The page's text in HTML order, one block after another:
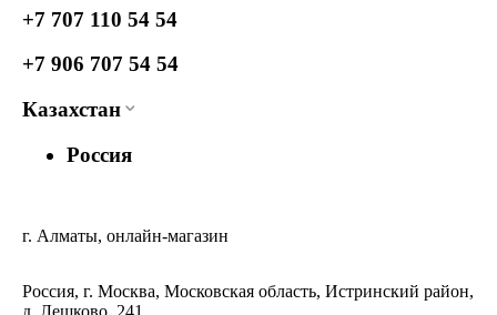
+7 707 110 54 54
+7 906 707 54 54
Казахстан
Россия
г. Алматы, онлайн-магазин
Россия, г. Москва, Московская область, Истринский район,